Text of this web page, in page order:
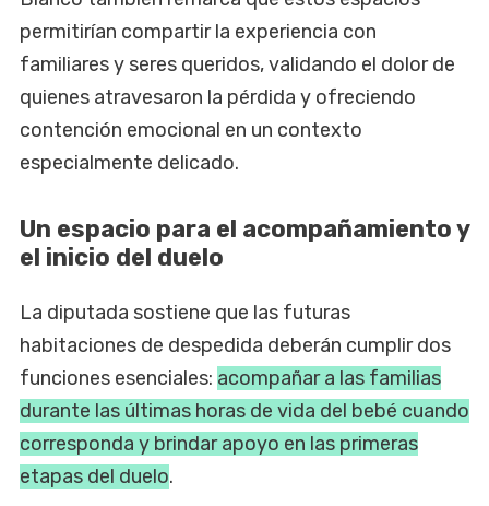
permitirían compartir la experiencia con
familiares y seres queridos, validando el dolor de
quienes atravesaron la pérdida y ofreciendo
contención emocional en un contexto
especialmente delicado.
Un espacio para el acompañamiento y
el inicio del duelo
La diputada sostiene que las futuras
habitaciones de despedida deberán cumplir dos
funciones esenciales: acompañar a las familias
durante las últimas horas de vida del bebé cuando
corresponda y brindar apoyo en las primeras
etapas del duelo.